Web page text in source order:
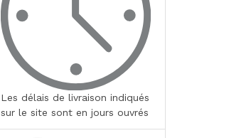
Les délais de livraison indiqués
sur le site sont en jours ouvrés